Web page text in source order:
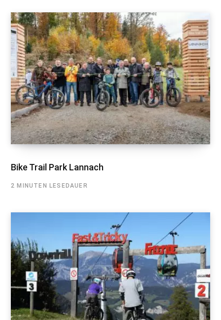
Bike Trail Park Lannach
2 MINUTEN LESEDAUER